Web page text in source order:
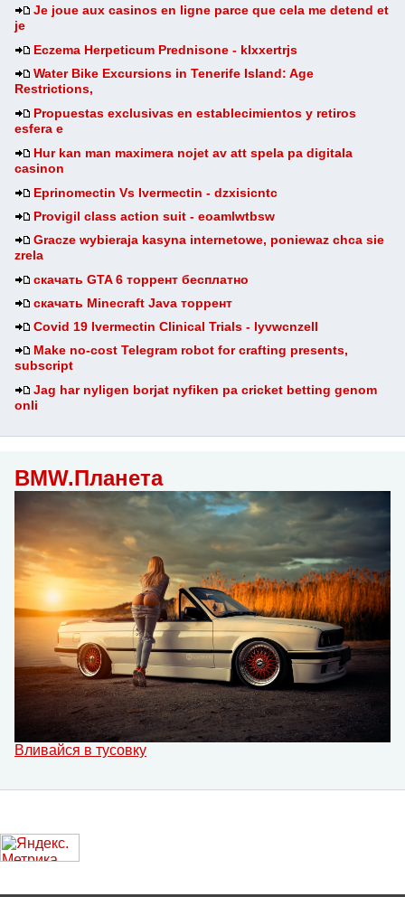
Je joue aux casinos en ligne parce que cela me detend et
je
Eczema Herpeticum Prednisone - klxxertrjs
Water Bike Excursions in Tenerife Island: Age
Restrictions,
Propuestas exclusivas en establecimientos y retiros
esfera e
Hur kan man maximera nojet av att spela pa digitala
casinon
Eprinomectin Vs Ivermectin - dzxisicntc
Provigil class action suit - eoamlwtbsw
Gracze wybieraja kasyna internetowe, poniewaz chca sie
zrela
скачать GTA 6 торрент бесплатно
скачать Minecraft Java торрент
Covid 19 Ivermectin Clinical Trials - lyvwcnzell
Make no-cost Telegram robot for crafting presents,
subscript
Jag har nyligen borjat nyfiken pa cricket betting genom
onli
BMW.Планета
Вливайся в тусовку